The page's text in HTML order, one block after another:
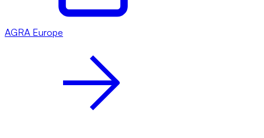
AGRA Europe